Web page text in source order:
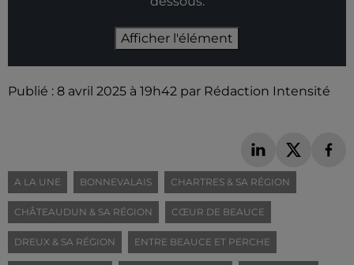
Afficher l'élément
Publié : 8 avril 2025 à 19h42 par Rédaction Intensité
A LA UNE BONNEVALAIS CHARTRES & SA RÉGION
CHÂTEAUDUN & SA RÉGION CŒUR DE BEAUCE
DREUX & SA RÉGION ENTRE BEAUCE ET PERCHE